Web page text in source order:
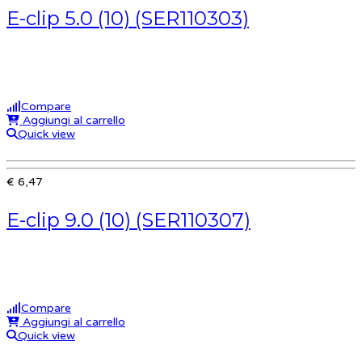
E-clip 5.0 (10) (SER110303)
Compare
Aggiungi al carrello
Quick view
€ 6,47
E-clip 9.0 (10) (SER110307)
Compare
Aggiungi al carrello
Quick view